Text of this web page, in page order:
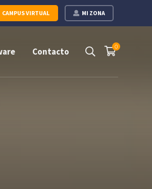
MI ZONA
CAMPUS VIRTUAL
0
Contacto